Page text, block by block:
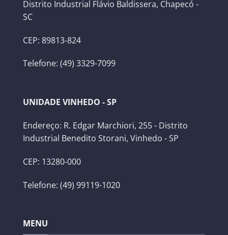
Distrito Industrial Flávio Baldissera, Chapecó -
SC
CEP: 89813-824
Telefone: (49) 3329-7099
UNIDADE VINHEDO - SP
Endereço: R. Edgar Marchiori, 255 - Distrito
Industrial Benedito Storani, Vinhedo - SP
CEP: 13280-000
Telefone: (49) 99119-1020
MENU